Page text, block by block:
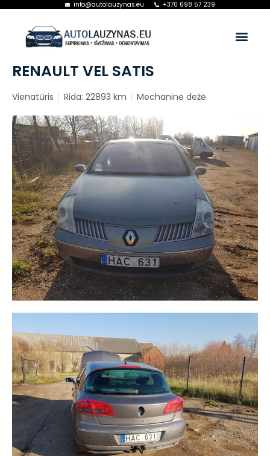
info@autolauzynas.eu +370 698 57 239
RENAULT VEL SATIS
Vienatūris Rida: 22893 km Mechaninė dežė